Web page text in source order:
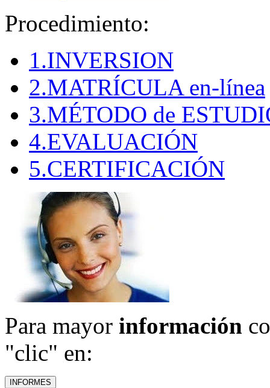
Procedimiento:
1.INVERSION
2.MATRÍCULA en-línea
3.MÉTODO de
4.EVALUACIÓN
5.CERTIFICACIÓN
Para mayor información
"clic" en: